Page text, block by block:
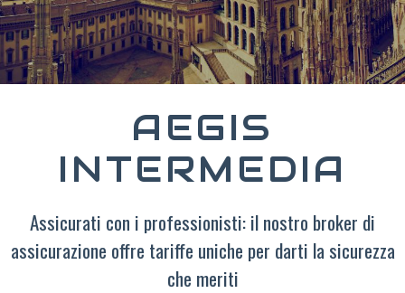
AEGIS
INTERMEDIA
Assicurati con i professionisti: il nostro broker di
assicurazione offre tariffe uniche per darti la sicurezza
che meriti